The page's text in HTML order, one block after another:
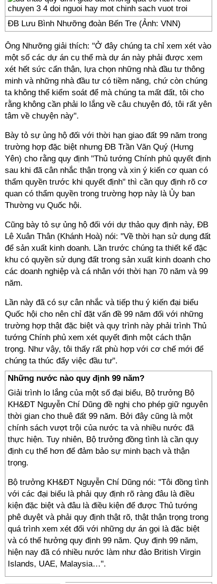
ĐB Lưu Bình Nhưỡng đoàn Bến Tre (Ảnh: VNN)
Ông Nhưỡng giải thích: "Ở đây chúng ta chỉ xem xét vào
một số các dự án cụ thể mà dự án này phải được xem
xét hết sức cẩn thận, lựa chọn những nhà đầu tư thông
minh và những nhà đầu tư có tiềm năng, chứ còn chúng
ta không thể kiểm soát để mà chúng ta mất đất, tôi cho
rằng không cần phải lo lắng về câu chuyện đó, tôi rất yên
tâm về chuyện này".
Bày tỏ sự ủng hộ đối với thời hạn giao đất 99 năm trong
trường hợp đặc biệt nhưng ĐB Trần Văn Quý (Hưng
Yên) cho rằng quy định "Thủ tướng Chính phủ quyết định
sau khi đã cân nhắc thận trọng và xin ý kiến cơ quan có
thẩm quyền trước khi quyết định" thì cần quy định rõ cơ
quan có thẩm quyền trong trường hợp này là Ủy ban
Thường vụ Quốc hội.
Cũng bày tỏ sự ủng hộ đối với dự thảo quy định này, ĐB
Lê Xuân Thân (Khánh Hoà) nói: "Về thời hạn sử dụng đất
để sản xuất kinh doanh. Lần trước chúng ta thiết kế đặc
khu có quyền sử dụng đất trong sản xuất kinh doanh cho
các doanh nghiệp và cá nhân với thời hạn 70 năm và 99
năm.
Lần này đã có sự cân nhắc và tiếp thu ý kiến đại biểu
Quốc hội cho nên chỉ đặt vấn đề 99 năm đối với những
trường hợp thật đặc biệt và quy trình này phải trình Thủ
tướng Chính phủ xem xét quyết định một cách thận
trọng. Như vậy, tôi thấy rất phù hợp với cơ chế mới để
chúng ta thúc đẩy việc đầu tư".
Những nước nào quy định 99 năm?
Giải trình lo lắng của một số đại biểu, Bộ trưởng Bộ
KH&ĐT Nguyễn Chí Dũng đề nghị cho phép giữ nguyên
thời gian cho thuê đất 99 năm. Bởi đây cũng là một
chính sách vượt trội của nước ta và nhiều nước đã
thực hiện. Tuy nhiên, Bộ trưởng đồng tình là cần quy
định cụ thể hơn để đảm bảo sự minh bạch và thận
trọng.
Bộ trưởng KH&ĐT Nguyễn Chí Dũng nói: "Tôi đồng tình
với các đại biểu là phải quy định rõ ràng đâu là điều
kiện đặc biệt và đâu là điều kiện để được Thủ tướng
phê duyệt và phải quy định thật rõ, thật thận trọng trong
quá trình xem xét đối với những dự án gọi là đặc biệt
và có thể hưởng quy định 99 năm. Quy định 99 năm,
hiện nay đã có nhiều nước làm như đảo British Virgin
Islands, UAE, Malaysia…".